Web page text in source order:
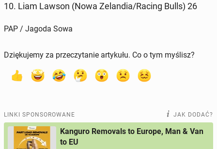
10. Liam Lawson (Nowa Ze­lan­dia/Racing Bulls) 26
PAP / Jagoda Sowa
Dziękujemy za przeczytanie artykułu. Co o tym myślisz?
LINKI SPONSOROWANE JAK DODAĆ?
Kanguro Removals to Europe, Man & Van
to EU